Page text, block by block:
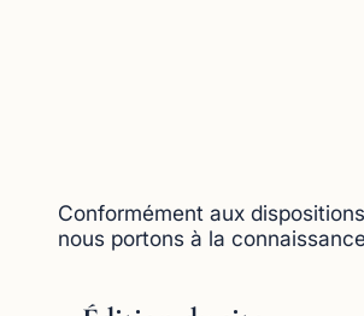
Conformément aux
nous portons à la